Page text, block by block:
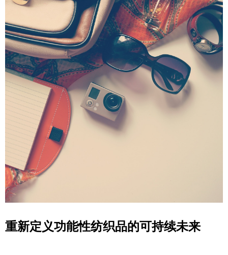
重新定义功能性纺织品的可持续未来